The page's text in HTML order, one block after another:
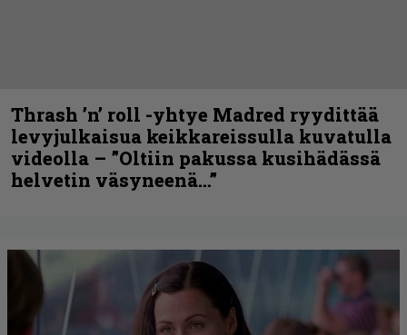
Thrash ’n’ roll -yhtye Madred ryydittää
levyjulkaisua keikkareissulla kuvatulla
videolla – ”Oltiin pakussa kusihädässä
helvetin väsyneenä…”